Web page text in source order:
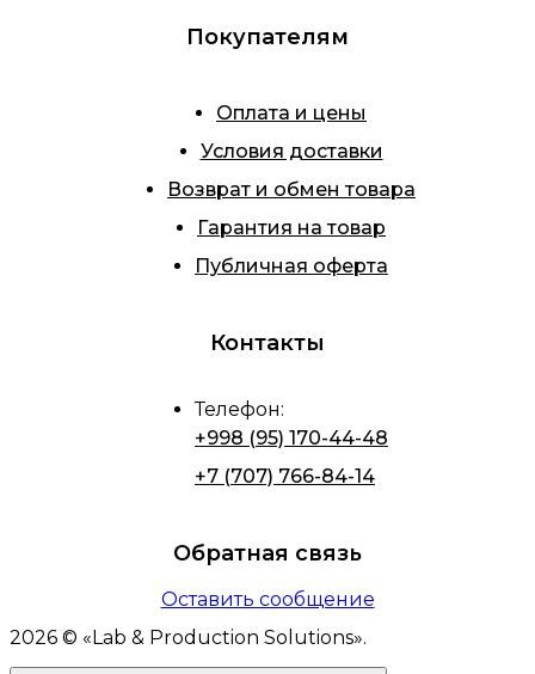
Покупателям
Оплата и цены
Условия доставки
Возврат и обмен товара
Гарантия на товар
Публичная оферта
Контакты
Телефон:
+998 (95) 170-44-48
+7 (707) 766-84-14
Обратная связь
Оставить сообщение
2026 © « Lab & Production Solutions».